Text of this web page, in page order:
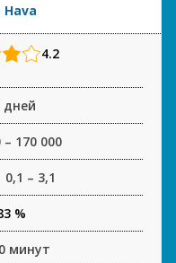
4.2
дней
– 170 000
0,1 – 3,1
%
минут